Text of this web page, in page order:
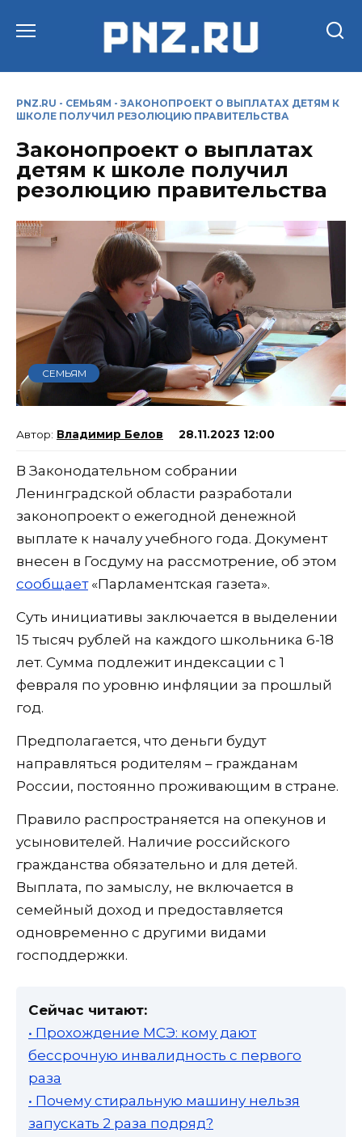
PNZ.RU - СЕМЬЯМ - ЗАКОНОПРОЕКТ О ВЫПЛАТАХ ДЕТЯМ К
ШКОЛЕ ПОЛУЧИЛ РЕЗОЛЮЦИЮ ПРАВИТЕЛЬСТВА
Законопроект о выплатах
детям к школе получил
резолюцию правительства
СЕМЬЯМ
Владимир Белов 28.11.2023 12:00
В Законодательном собрании
Ленинградской области разработали
законопроект о ежегодной денежной
выплате к началу учебного года. Документ
внесен в Госдуму на рассмотрение, об этом
сообщает«Парламентская газета».
Суть инициативы заключается в выделении
15 тысяч рублей на каждого школьника 6-18
лет. Сумма подлежит индексации с 1
февраля по уровню инфляции за прошлый
год.
Предполагается, что деньги будут
направляться родителям – гражданам
России, постоянно проживающим в стране.
Правило распространяется на опекунов и
усыновителей. Наличие российского
гражданства обязательно и для детей.
Выплата, по замыслу, не включается в
семейный доход и предоставляется
одновременно с другими видами
господдержки.
Сейчас читают:
• Прохождение МСЭ: кому дают
бессрочную инвалидность с первого
раза
• Почему стиральную машину нельзя
запускать 2 раза подряд?